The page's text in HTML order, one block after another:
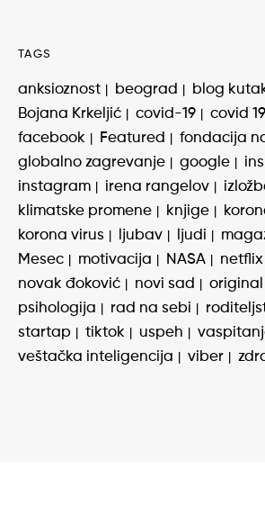
TAGS
anksioznost beograd
blog
Bojana Krkeljić
covid-19 covid 19
facebook
Featured
fondacija
globalno zagrevanje
google
instagram
irena rangelov
klimatske promene
knjige
korona virus
ljubav ljudi
Mesec
motivacija NASA
netflix
novak đoković
novi sad original
psihologija
rad na sebi
startap
tiktok uspeh
veštačka inteligencija
viber